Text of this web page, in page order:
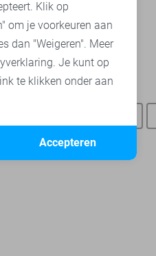
Opslaan
Klik op
om je voorkeuren aan
dan "Weigeren". Meer
Je kunt op
te klikken onder aan
Accepteren